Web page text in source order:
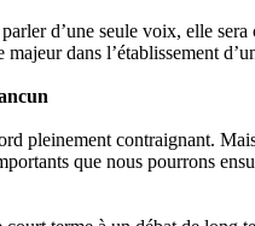
d’une seule voix, elle
dans l’établissement
pleinement contraignant.
que nous pourrons